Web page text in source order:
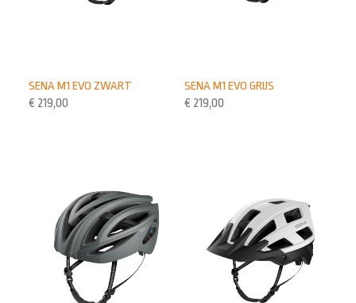
SENA M1 EVO GRIJS
€ 219,00
SENA M1 EVO ZWART
€ 219,00